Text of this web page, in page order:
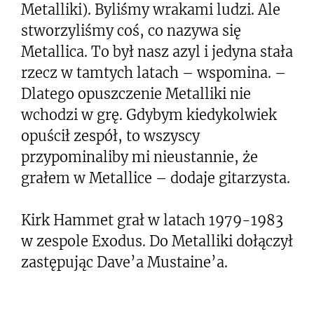
Metalliki). Byliśmy wrakami ludzi. Ale
stworzyliśmy coś, co nazywa się
Metallica. To był nasz azyl i jedyna stała
rzecz w tamtych latach – wspomina. –
Dlatego opuszczenie Metalliki nie
wchodzi w grę. Gdybym kiedykolwiek
opuścił zespół, to wszyscy
przypominaliby mi nieustannie, że
grałem w Metallice – dodaje gitarzysta.
Kirk Hammet grał w latach 1979-1983
w zespole Exodus. Do Metalliki dołączył
zastępując Dave’a Mustaine’a.